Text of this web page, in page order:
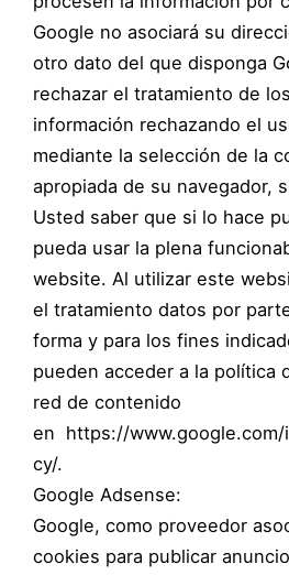
Google no asociará su
otro dato del que disponga
rechazar el tratamiento de
información rechazando el
mediante la selección de la
apropiada de su navegador,
Usted saber que si lo hace
pueda usar la plena
website. Al utilizar este
el tratamiento datos por
forma y para los fines
pueden acceder a la política
red de contenido
en https://
cy/.
Google Adsense:
Google, como proveedor
cookies para publicar